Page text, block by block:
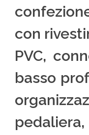
con
PVC,
basso